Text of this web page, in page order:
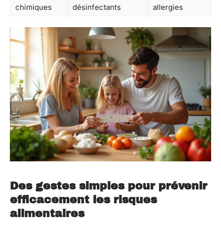
chimiques
désinfectants
allergies
Des gestes simples pour prévenir
efficacement les risques
alimentaires